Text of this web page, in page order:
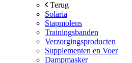
Terug
Solaria
Stapmolens
Trainingsbanden
Verzorgingsproducten
Supplementen en Voer
Dampmasker